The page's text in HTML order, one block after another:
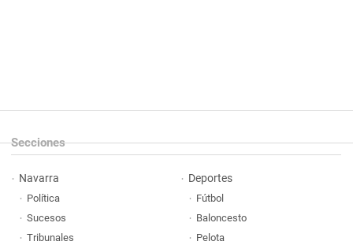
Secciones
Navarra
Política
Sucesos
Tribunales
Deportes
Fútbol
Baloncesto
Pelota